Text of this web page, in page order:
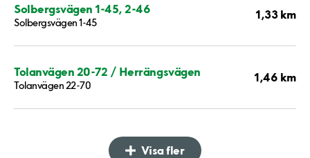
Solbergsvägen 1-45, 2-46
Solbergsvägen 1-45
1,33 km
Tolanvägen 20-72 / Herrängsvägen
Tolanvägen 22-70
1,46 km
Visa fler